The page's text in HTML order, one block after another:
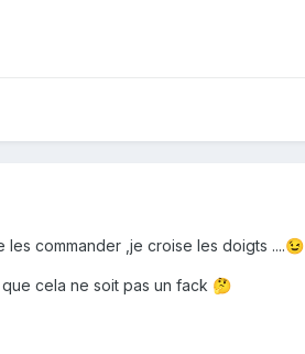
commander ,je croise les doigts ....😉
cela ne soit pas un fack 🤔